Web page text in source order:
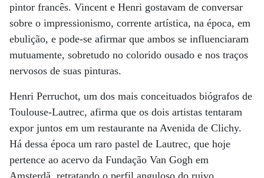
pintor francês. Vincent e Henri gostavam de conversar
sobre o impressionismo, corrente artística, na época, em
ebulição, e pode-se afirmar que ambos se influenciaram
mutuamente, sobretudo no colorido ousado e nos traços
nervosos de suas pinturas.
Henri Perruchot, um dos mais conceituados biógrafos de
Toulouse-Lautrec, afirma que os dois artistas tentaram
expor juntos em um restaurante na Avenida de Clichy.
Há dessa época um raro pastel de Lautrec, que hoje
pertence ao acervo da Fundação Van Gogh em
Amsterdã, retratando o perfil anguloso do ruivo